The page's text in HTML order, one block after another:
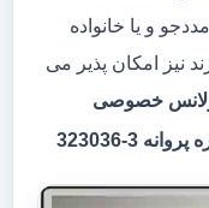
و یا خانواده
نیز امکان پذیر می
خصوصی